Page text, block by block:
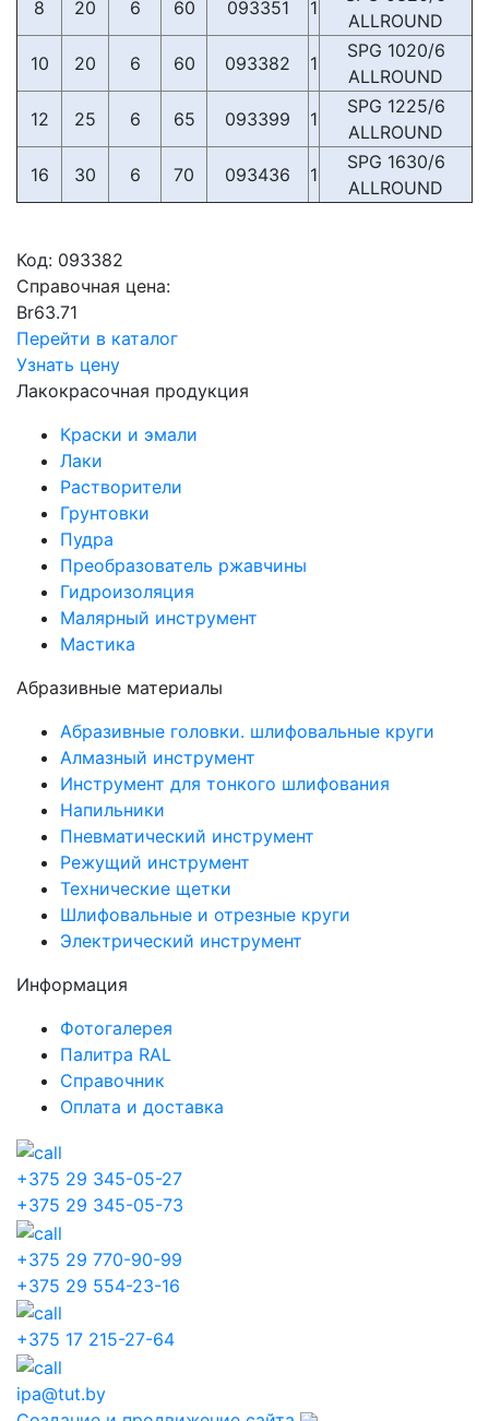
8
20 6 60 093351 1
ALLROUND
10
20 6 60 093382 1
SPG 1020/6
ALLROUND
12
25 6 65 093399 1
SPG 1225/6
ALLROUND
16
30 6 70 093436 1
SPG 1630/6
ALLROUND
Код: 093382
Справочная цена:
Br63.71
Перейти в каталог
Узнать цену
Лакокрасочная продукция
Краски и эмали
Лаки
Растворители
Грунтовки
Пудра
Преобразователь ржавчины
Гидроизоляция
Малярный инструмент
Мастика
Абразивные материалы
Абразивные головки. шлифовальные круги
Алмазный инструмент
Инструмент для тонкого шлифования
Напильники
Пневматический инструмент
Режущий инструмент
Технические щетки
Шлифовальные и отрезные круги
Электрический инструмент
Информация
Фотогалерея
Палитра RAL
Справочник
Оплата и доставка
+375 29 345-05-27
+375 29 345-05-73
+375 29 770-90-99
+375 29 554-23-16
+375 17 215-27-64
ipa@tut.by